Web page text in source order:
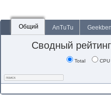
Общий AnTuTu
Сводный
Total CPU